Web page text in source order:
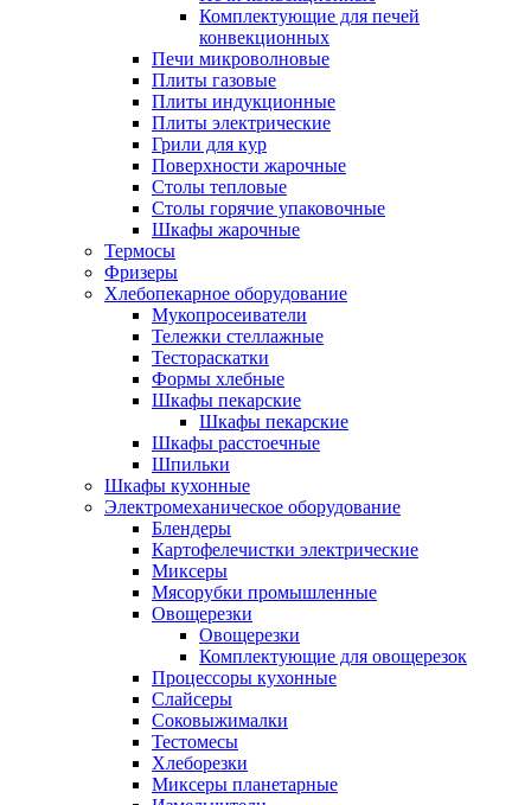
Комплектующие для печей
конвекционных
Печи микроволновые
Плиты газовые
Плиты индукционные
Плиты электрические
Грили для кур
Поверхности жарочные
Столы тепловые
Столы горячие упаковочные
Шкафы жарочные
Термосы
Фризеры
Хлебопекарное оборудование
Мукопросеиватели
Тележки стеллажные
Тестораскатки
Формы хлебные
Шкафы пекарские
Шкафы пекарские
Шкафы расстоечные
Шпильки
Шкафы кухонные
Электромеханическое оборудование
Блендеры
Картофелечистки электрические
Миксеры
Мясорубки промышленные
Овощерезки
Овощерезки
Комплектующие для овощерезок
Процессоры кухонные
Слайсеры
Соковыжималки
Тестомесы
Хлеборезки
Миксеры планетарные